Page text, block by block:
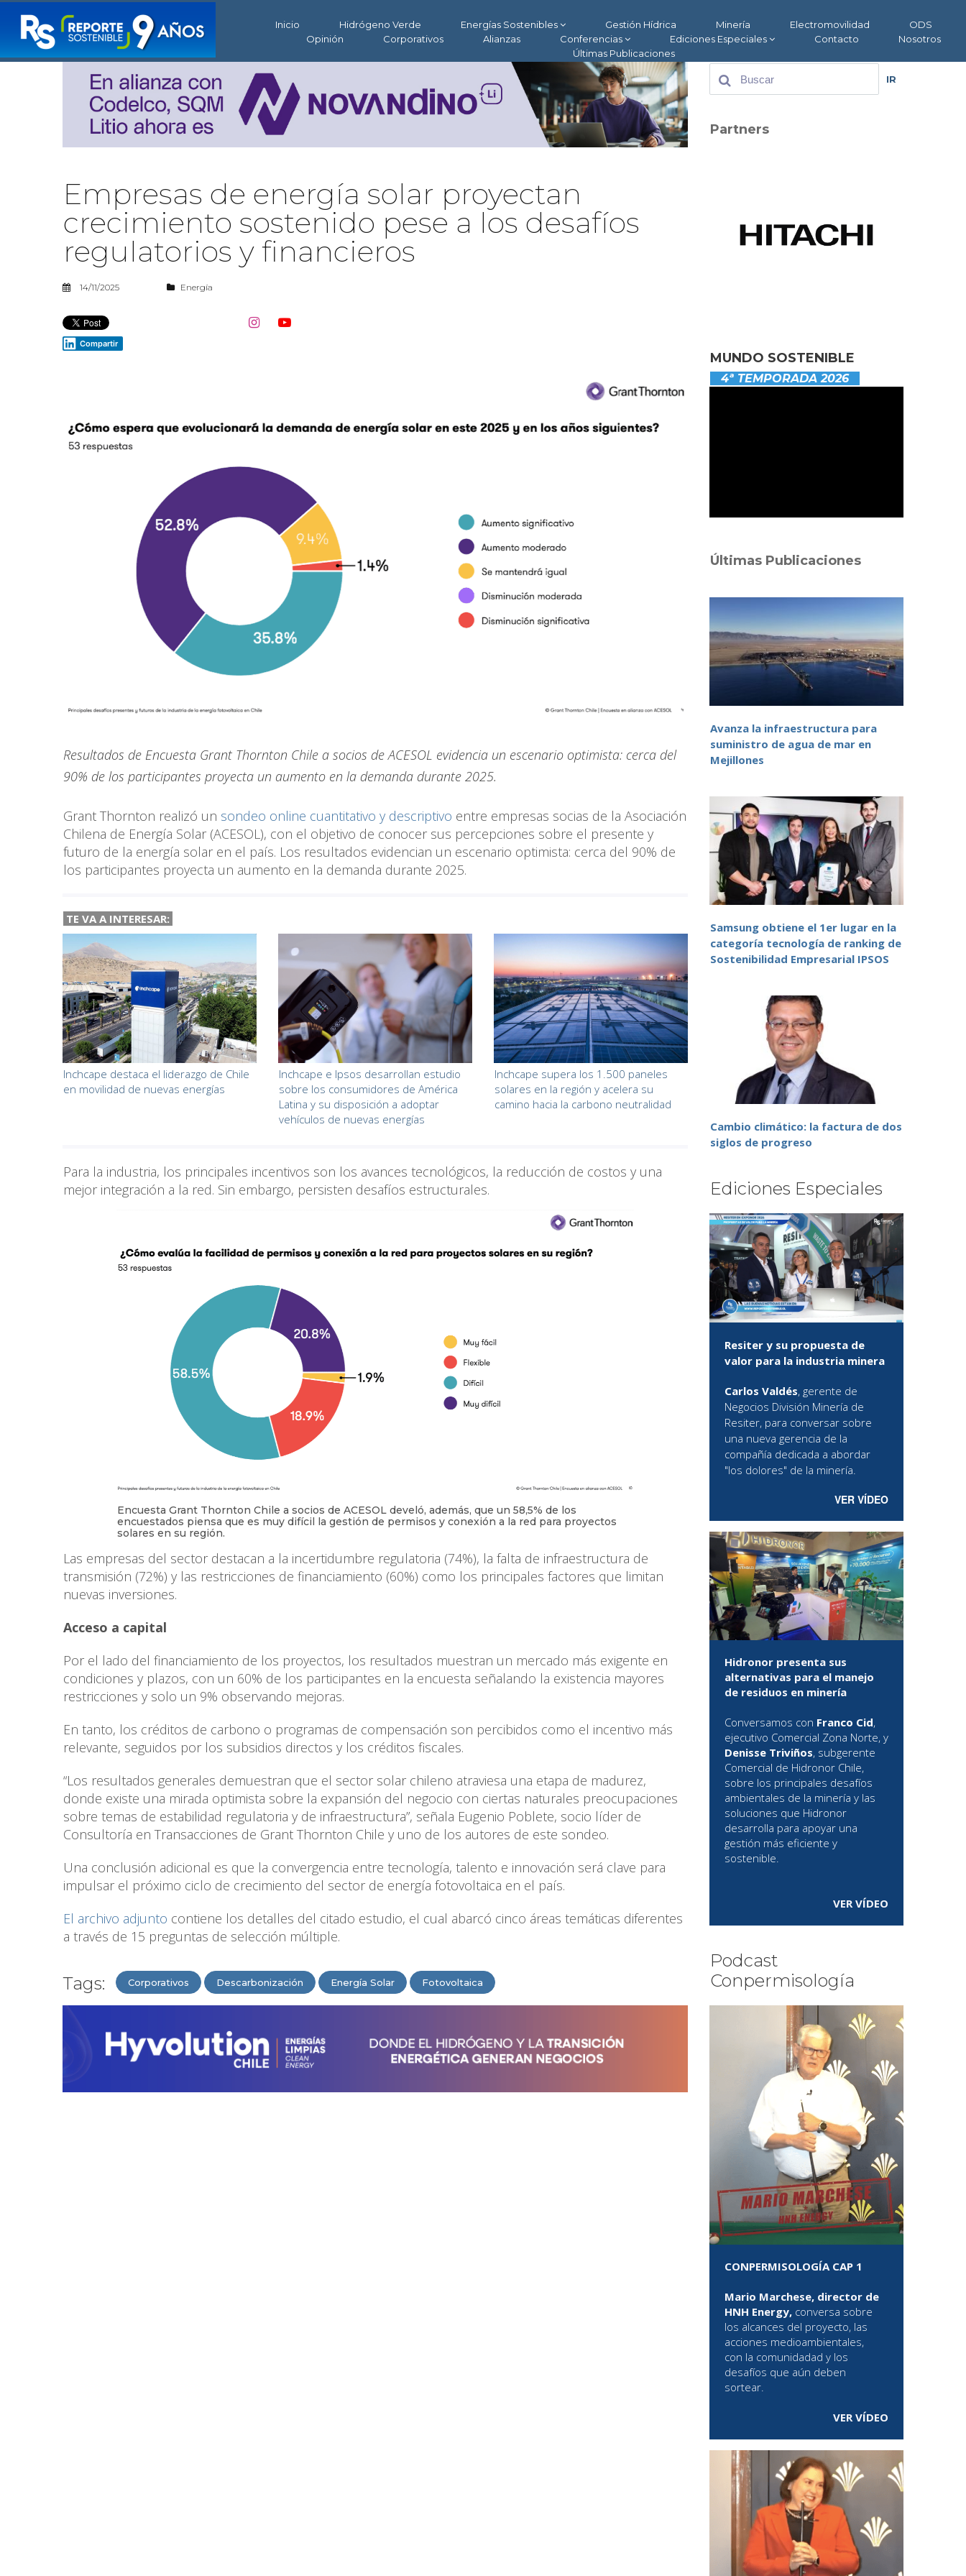
Inicio Hidrógeno Verde Energías Sostenibles Gestión Hídrica Minería Electromovilidad
ODS
Opinión
Corporativos Alianzas Conferencias Ediciones Especiales Contacto
Nosotros
Últimas Publicaciones
Empresas de energía solar proyectan
crecimiento sostenido pese a los desafíos
regulatorios y financieros
14/11/2025 Energía
Compartir
 
Resultados de Encuesta Grant Thornton Chile a socios de ACESOL evidencia un escenario optimista: cerca del
90% de los participantes proyecta un aumento en la demanda durante 2025.
Grant Thornton realizó un sondeo online cuantitativo y descriptivo entre empresas socias de la Asociación
Chilena de Energía Solar (ACESOL), con el objetivo de conocer sus percepciones sobre el presente y
futuro de la energía solar en el país. Los resultados evidencian un escenario optimista: cerca del 90% de
los participantes proyecta un aumento en la demanda durante 2025.
TE VA A INTERESAR:
Inchcape destaca el liderazgo de Chile
en movilidad de nuevas energías
Inchcape e Ipsos desarrollan estudio
sobre los consumidores de América
Latina y su disposición a adoptar
vehículos de nuevas energías
Inchcape supera los 1.500 paneles
solares en la región y acelera su
camino hacia la carbono neutralidad
Para la industria, los principales incentivos son los avances tecnológicos, la reducción de costos y una
mejor integración a la red. Sin embargo, persisten desafíos estructurales.
Encuesta Grant Thornton Chile a socios de ACESOL develó, además, que un 58,5% de los
encuestados piensa que es muy difícil la gestión de permisos y conexión a la red para proyectos
solares en su región.
Las empresas del sector destacan a la incertidumbre regulatoria (74%), la falta de infraestructura de
transmisión (72%) y las restricciones de financiamiento (60%) como los principales factores que limitan
nuevas inversiones.
Acceso a capital
Por el lado del financiamiento de los proyectos, los resultados muestran un mercado más exigente en
condiciones y plazos, con un 60% de los participantes en la encuesta señalando la existencia mayores
restricciones y solo un 9% observando mejoras.
En tanto, los créditos de carbono o programas de compensación son percibidos como el incentivo más
relevante, seguidos por los subsidios directos y los créditos fiscales.
“Los resultados generales demuestran que el sector solar chileno atraviesa una etapa de madurez,
donde existe una mirada optimista sobre la expansión del negocio con ciertas naturales preocupaciones
sobre temas de estabilidad regulatoria y de infraestructura”, señala Eugenio Poblete, socio líder de
Consultoría en Transacciones de Grant Thornton Chile y uno de los autores de este sondeo.
Una conclusión adicional es que la convergencia entre tecnología, talento e innovación será clave para
impulsar el próximo ciclo de crecimiento del sector de energía fotovoltaica en el país.
El archivo adjunto contiene los detalles del citado estudio, el cual abarcó cinco áreas temáticas diferentes
a través de 15 preguntas de selección múltiple.
Tags: Corporativos Descarbonización Energía Solar Fotovoltaica
IR
Partners
MUNDO SOSTENIBLE
4ª TEMPORADA 2026
Últimas Publicaciones
Avanza la infraestructura para
suministro de agua de mar en
Mejillones
Samsung obtiene el 1er lugar en la
categoría tecnología de ranking de
Sostenibilidad Empresarial IPSOS
Cambio climático: la factura de dos
siglos de progreso
Ediciones Especiales
Resiter y su propuesta de
valor para la industria minera
Carlos Valdés, gerente de
Negocios División Minería de
Resiter, para conversar sobre
una nueva gerencia de la
compañía dedicada a abordar
"los dolores" de la minería.
VER VÍDEO
Hidronor presenta sus
alternativas para el manejo
de residuos en minería
Conversamos con Franco Cid,
ejecutivo Comercial Zona Norte, y
Denisse Triviños, subgerente
Comercial de Hidronor Chile,
sobre los principales desafíos
ambientales de la minería y las
soluciones que Hidronor
desarrolla para apoyar una
gestión más eficiente y
sostenible.
VER VÍDEO
Podcast
Conpermisología
CONPERMISOLOGÍA CAP 1
Mario Marchese, director de
HNH Energy, conversa sobre
los alcances del proyecto, las
acciones medioambientales,
con la comunidadad y los
desafíos que aún deben
sortear.
VER VÍDEO